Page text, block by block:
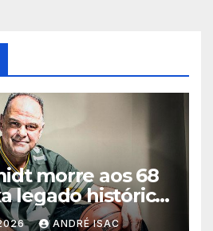
morre aos 68
legado histórico
mundial
ANDRÉ ISAC